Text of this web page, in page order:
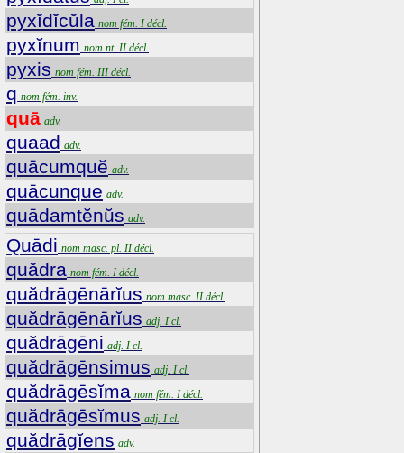
pyxĭdĭcŭla nom fém. I décl.
pyxĭnum nom nt. II décl.
pyxis nom fém. III décl.
q nom fém. inv.
quā adv.
quaad adv.
quācumquĕ adv.
quācunque adv.
quādamtĕnŭs adv.
Quādi nom masc. pl. II décl.
quădra nom fém. I décl.
quădrāgēnārĭus nom masc. II décl.
quădrāgēnārĭus adj. I cl.
quădrāgēni adj. I cl.
quădrāgēnsimus adj. I cl.
quădrāgēsĭma nom fém. I décl.
quădrāgēsĭmus adj. I cl.
quădrāgĭens adv.